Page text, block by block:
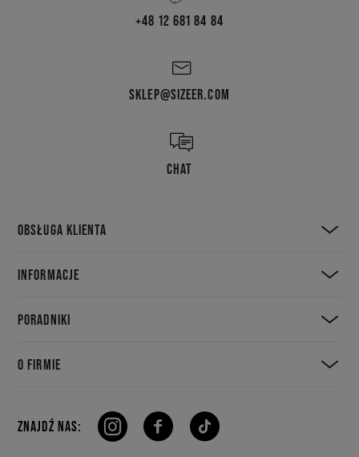
+48 12 681 84 84
SKLEP@SIZEER.COM
CHAT
OBSŁUGA KLIENTA
INFORMACJE
PORADNIKI
O FIRMIE
ZNAJDŹ NAS: